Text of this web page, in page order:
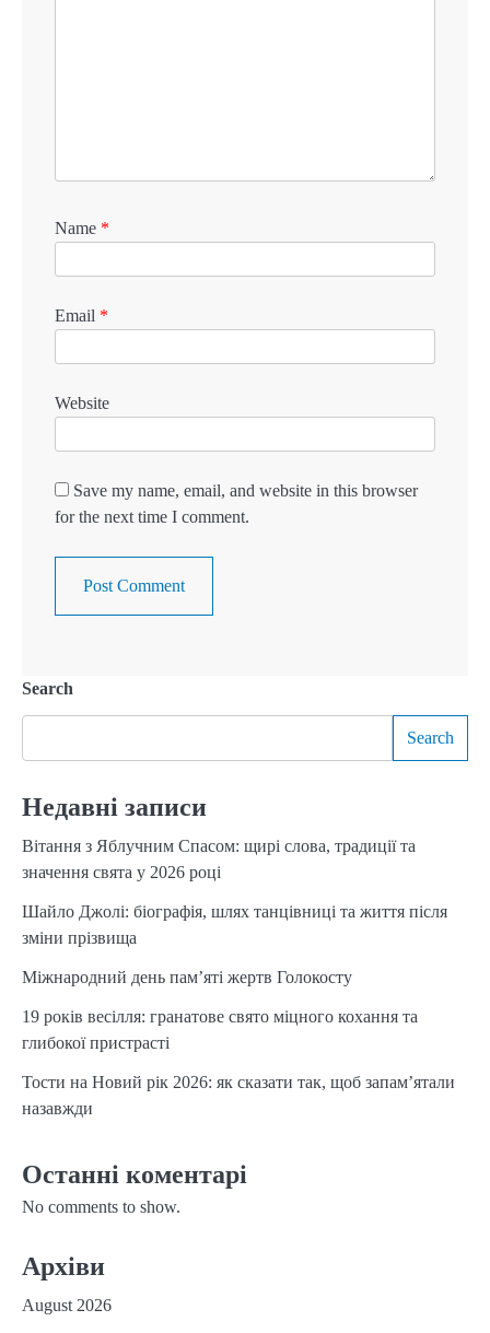
Name *
Email *
Website
Save my name, email, and website in this browser
for the next time I comment.
Search
Search
Недавні записи
Вітання з Яблучним Спасом: щирі слова, традиції та
значення свята у 2026 році
Шайло Джолі: біографія, шлях танцівниці та життя після
зміни прізвища
Міжнародний день пам’яті жертв Голокосту
19 років весілля: гранатове свято міцного кохання та
глибокої пристрасті
Тости на Новий рік 2026: як сказати так, щоб запам’ятали
назавжди
Останні коментарі
No comments to show.
Архіви
August 2026